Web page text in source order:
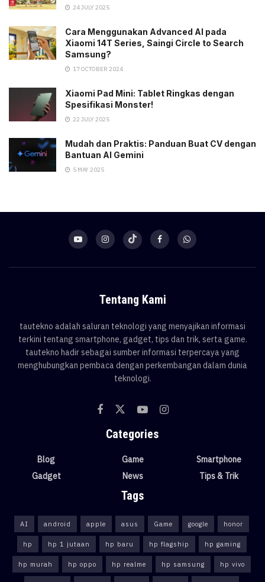
24 JULY 2025
Cara Menggunakan Advanced AI pada
Xiaomi 14T Series, Saingi Circle to Search
Samsung?
17 OCTOBER 2024
Xiaomi Pad Mini: Tablet Ringkas dengan
Spesifikasi Monster!
22 JULY 2025
Mudah dan Praktis: Panduan Buat CV dengan
Bantuan AI Gemini
5 MAY 2025
Tentang Kami
tautekno adalah saluran teknologi yang menyajikan informasi
terkini tentang smartphone, gadget, tips dan trik, serta game.
tautekno hadir sebagai sumber informasi terpercaya yang
menghubungkan pembaca dengan perkembangan dalam dunia
teknologi.
Categories
Blog
Gadget
Game
News
Smartphone
Tips & Trik
Tags
AI android apple asus Game google honor
hp hp 1 jutaan hp baru hp flagship hp gaming
hp murah hp oppo hp realme hp samsung hp vivo